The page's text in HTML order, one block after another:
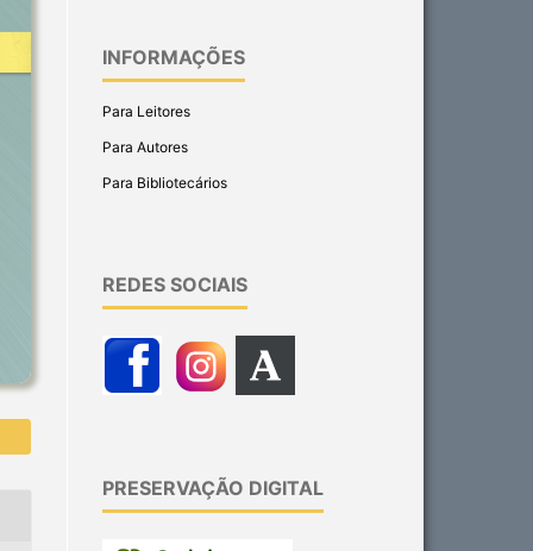
INFORMAÇÕES
Para Leitores
Para Autores
Para Bibliotecários
REDES SOCIAIS
PRESERVAÇÃO DIGITAL